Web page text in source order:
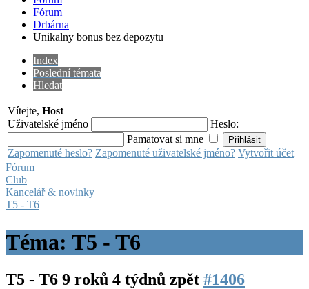
Fórum
Drbárna
Unikalny bonus bez depozytu
Index
Poslední témata
Hledat
Vítejte, Host
Uživatelské jméno
Heslo:
Pamatovat si mne
Zapomenuté heslo? Zapomenuté uživatelské jméno? Vytvořit účet
Fórum
Club
Kancelář & novinky
T5 - T6
Téma: T5 - T6
T5 - T6 9 roků 4 týdnů zpět #1406